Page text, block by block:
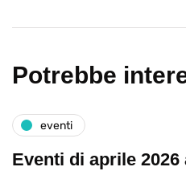
Potrebbe
eventi
Eventi di aprile